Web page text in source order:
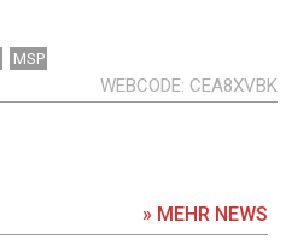
MSP
WEBCODE CEA8XVBK
» MEHR NEWS